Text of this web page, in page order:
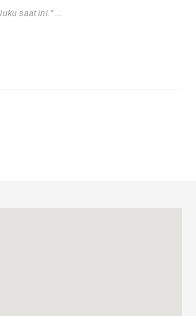
saat ini.” ...
2025: Pemerintah Apresiasi Peran